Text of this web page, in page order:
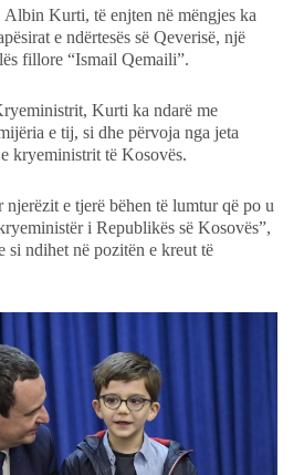
Kurti, të enjten në mëngjes ka
e ndërtesës së Qeverisë, një
fillore “Ismail Qemaili”.
Kurti ka ndarë me
e tij, si dhe përvoja nga jeta
kryeministrit të Kosovës.
e tjerë bëhen të lumtur që po u
i Republikës së Kosovës”,
si ndihet në pozitën e kreut të